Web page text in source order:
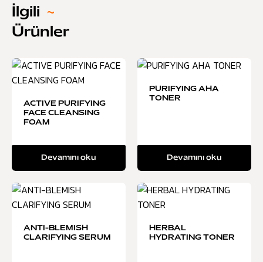
İlgili ~
Ürünler
ACTIVE PURIFYING
FACE CLEANSING
FOAM
Devamını oku
PURIFYING AHA
TONER
Devamını oku
ANTI-BLEMISH
CLARIFYING SERUM
HERBAL
HYDRATING TONER